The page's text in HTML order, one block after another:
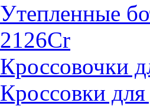
Утепленные
2126Cr
Кроссовочки
Кроссовки